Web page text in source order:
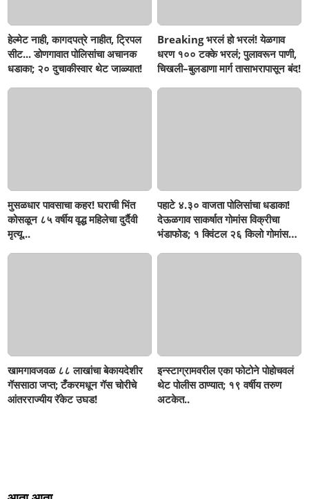
हेल्मेट नाही, कागदपत्रे नाहीत, ट्रिपल
सीट... डोणगावात पोलिसांचा अचानक
धडाका; २० दुचाकीस्वार थेट जाळ्यात!
Breaking भरलं हो भरलं! येळगाव
धरण १०० टक्के भरलं; पुलावरून पाणी,
चिखली–बुलडाणा मार्ग तासाभरापासून बंद!
मुसळधार पावसाचा कहर! घराची भिंत
कोसळून ८५ वर्षीय वृद्ध महिलेचा दुर्दैवी
मृत्यू...
पहाटे ४.३० वाजता पोलिसांचा धडाका!
देऊळगाव साकर्षात गोमांस विक्रीचा
भंडाफोड; १ क्विंटल २६ किलो गोमांस
खामगावजवळ ८८ लाखांचा बेकायदेशीर
गॅससाठा जप्त; टँकरमधून गॅस चोरीचे
आंतरराज्यीय रॅकेट उघड!
इन्स्टाग्रामवरील एका फोटोने पोहोचवलं
थेट पोलीस ठाण्यात; १९ वर्षीय तरुण
अटकेत..